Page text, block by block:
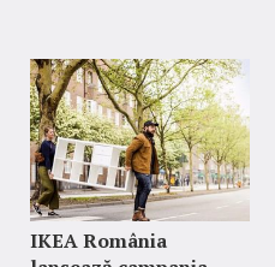
IKEA România